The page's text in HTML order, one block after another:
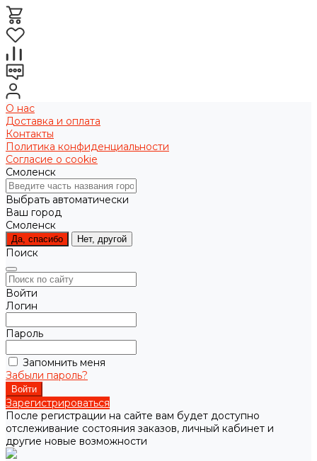
О нас
Доставка и оплата
Контакты
Политика конфиденциальности
Согласие о cookie
Смоленск
Выбрать автоматически
Ваш город
Смоленск
Да, спасибо Нет, другой
Поиск
Войти
Логин
Пароль
Запомнить меня
Забыли пароль?
Зарегистрироваться
После регистрации на сайте вам будет доступно
отслеживание состояния заказов, личный кабинет и
другие новые возможности